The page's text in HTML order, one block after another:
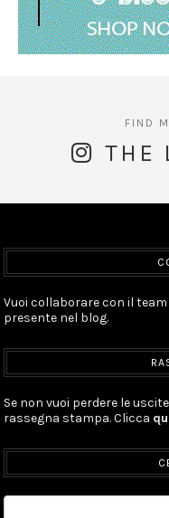
THE
Vuoi collaborare con il
presente nel blog.
Se non vuoi perdere le
rassegna stampa. Clicca